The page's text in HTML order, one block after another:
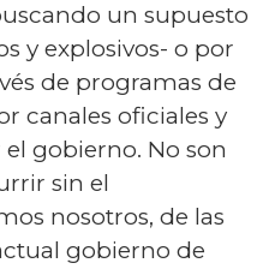
un supuesto
y explosivos- o por
de programas de
canales oficiales y
gobierno. No son
sin el
nosotros, de las
gobierno de